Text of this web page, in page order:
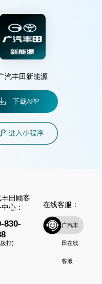
汽丰田新能源
丰田顾客
心：
830-
打)
在线客服：
广汽丰
田在线
客服